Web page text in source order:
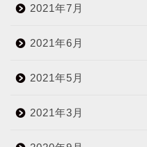
2021年7月
2021年6月
2021年5月
2021年3月